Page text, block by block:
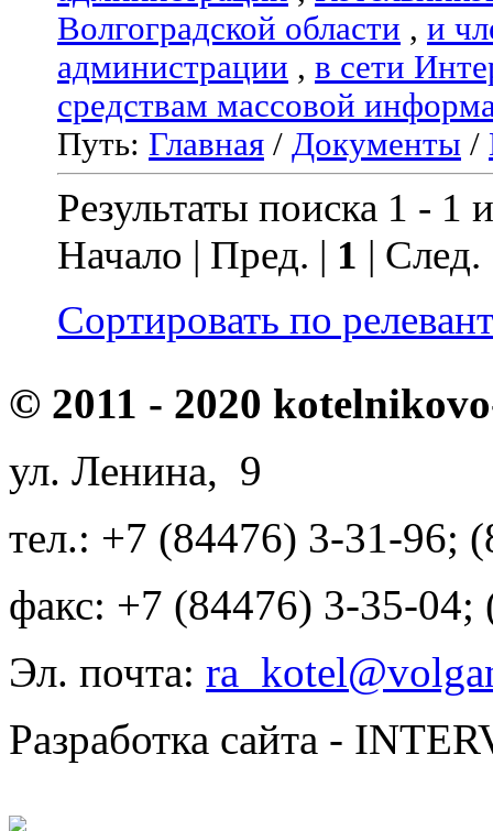
Волгоградской области , и
администрации , в сети
средствам массовой
Путь: Главная / Документы /
Результаты поиска 1 - 1
Начало | Пред. | 1 |
Сортировать по
© 2011 - 2020
ул. Ленина, 9
тел.: +7 (84476) 3-31-96;
факс: +7 (84476) 3-35-04;
Эл. почта:
Разработка сайта -